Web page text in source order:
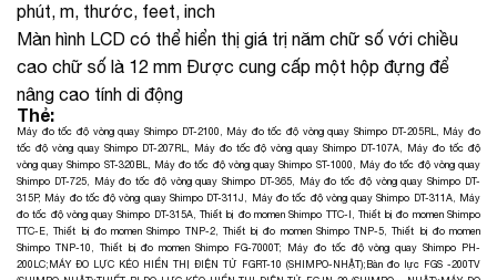
phút, m, thước, feet, inch
Màn hình LCD có thể hiển thị giá trị năm chữ số với chiều
cao chữ số là 12 mm Được cung cấp một hộp đựng để
nâng cao tính di động
Thẻ:
Máy đo tốc độ vòng quay Shimpo DT-2100, Máy đo tốc độ vòng quay Shimpo DT-205RL, Máy đo
tốc độ vòng quay Shimpo DT-207RL, Máy đo tốc độ vòng quay Shimpo DT-107A, Máy đo tốc độ
vòng quay Shimpo ST-320BL, Máy đo tốc độ vòng quay Shimpo ST-1000, Máy đo tốc độ vòng quay
Shimpo DT-725, Máy đo tốc độ vòng quay Shimpo DT-365, Máy đo tốc độ vòng quay Shimpo DT-
315P, Máy đo tốc độ vòng quay Shimpo DT-311J, Máy đo tốc độ vòng quay Shimpo DT-311A, Máy
đo tốc độ vòng quay Shimpo DT-315A,Thiết bị đo momen Shimpo TTC-I, Thiết bị đo momen Shimpo
TTC-E,Thiết bị đo momen Shimpo TNP-2, Thiết bị đo momen Shimpo TNP-5,Thiết bị đo momen
Shimpo TNP-10, Thiết bị đo momen Shimpo FG-7000T; Máy đo tốc độ vòng quay Shimpo PH-
200LC;MÁY ĐO LỰC KÉO HIỂN THỊ ĐIỆN TỬ FGRT-10 (SHIMPO-NHẬT);Bàn đo lực FGS -200TV